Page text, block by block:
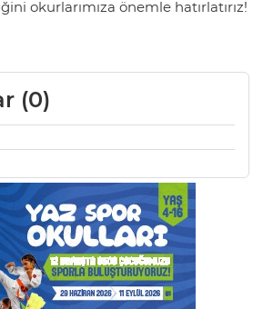
okurlarımıza önemle hatırlatırız!
(0)